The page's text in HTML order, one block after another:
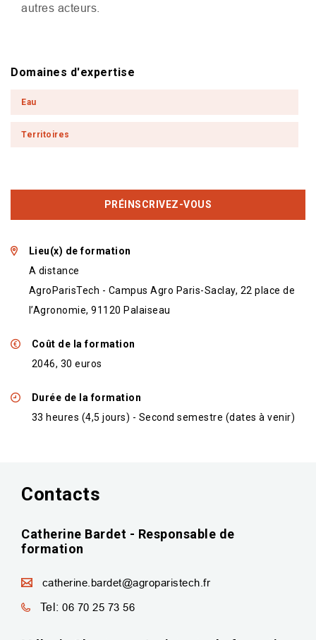
autres acteurs.
Domaines d'expertise
Eau
Territoires
PRÉINSCRIVEZ-VOUS
Lieu(x) de formation
A distance
AgroParisTech - Campus Agro Paris-Saclay, 22 place de
l’Agronomie, 91120 Palaiseau
Coût de la formation
2046, 30 euros
Durée de la formation
33 heures (4,5 jours) - Second semestre (dates à venir)
Contacts
Catherine Bardet - Responsable de
formation
catherine.bardet@agroparistech.fr
Tel: 06 70 25 73 56